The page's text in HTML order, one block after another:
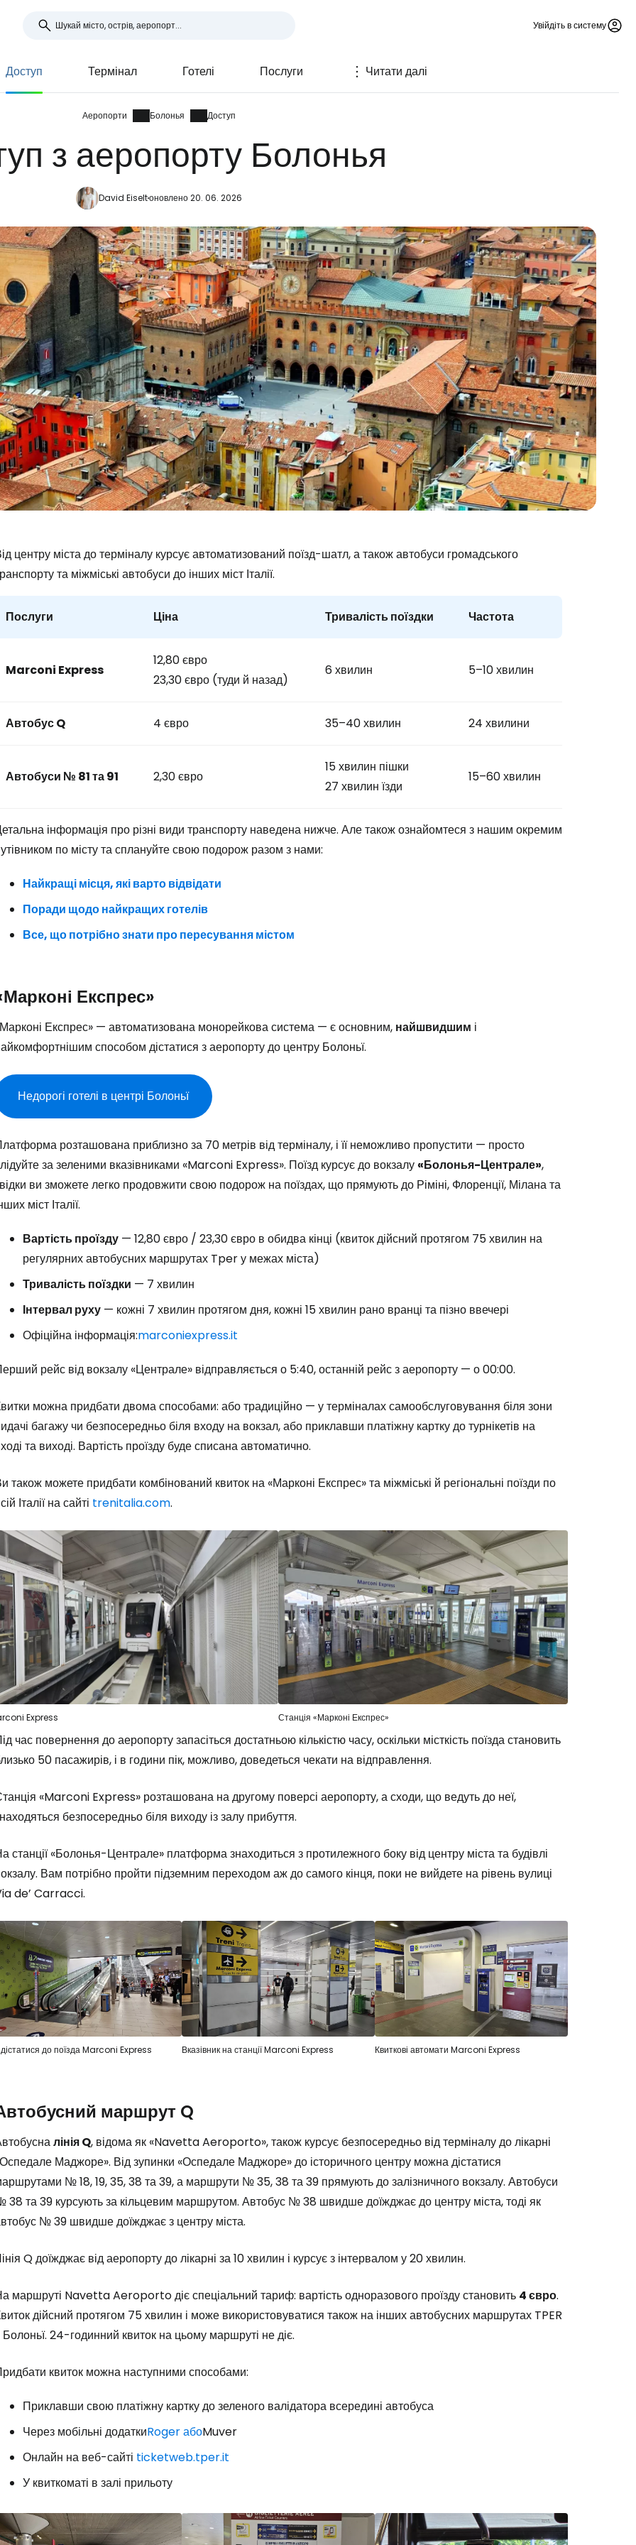
Увійдіть в систему
Доступ Термінал Готелі Послуги Читати далі
Аеропорти Болонья Доступ
з аеропорту Болонья
David Eiseltоновлено 20. 06. 2026
центру міста до терміналу курсує автоматизований поїзд-шатл, а також автобуси громадського
та міжміські автобуси до інших міст Італії.
Послуги Ціна Тривалість поїздки Частота
Marconi Express
12,80 євро
23,30 євро (туди й назад)
6 хвилин 5–10 хвилин
Автобус Q 4 євро 35–40 хвилин 24 хвилини
Автобуси № 81 та 91 2,30 євро
15 хвилин пішки
27 хвилин їзди
15–60 хвилин
інформація про різні види транспорту наведена нижче. Але також ознайомтеся з нашим окремим
по місту та сплануйте свою подорож разом з нами:
Найкращі місця, які варто відвідати
Поради щодо найкращих готелів
Все, що потрібно знати про пересування містом
Експрес»
Експрес» — автоматизована монорейкова система — є основним, найшвидшим і
способом дістатися з аеропорту до центру Болоньї.
Недорогі готелі в центрі Болоньї
розташована приблизно за 70 метрів від терміналу, і її неможливо пропустити — просто
за зеленими вказівниками «Marconi Express». Поїзд курсує до вокзалу «Болонья-Централе»,
ви зможете легко продовжити свою подорож на поїздах, що прямують до Ріміні, Флоренції, Мілана та
міст Італії.
Вартість проїзду — 12,80 євро / 23,30 євро в обидва кінці (квиток дійсний протягом 75 хвилин на
регулярних автобусних маршрутах Tper у межах міста)
Тривалість поїздки — 7 хвилин
Інтервал руху — кожні 7 хвилин протягом дня, кожні 15 хвилин рано вранці та пізно ввечері
Офіційна інформація:marconiexpress.it
рейс від вокзалу «Централе» відправляється о 5:40, останній рейс з аеропорту — о 00:00.
можна придбати двома способами: або традиційно — у терміналах самообслуговування біля зони
багажу чи безпосередньо біля входу на вокзал, або приклавши платіжну картку до турнікетів на
та виході. Вартість проїзду буде списана автоматично.
також можете придбати комбінований квиток на «Марконі Експрес» та міжміські й регіональні поїзди по
Італії на сайті trenitalia.com.
Express Станція «Марконі Експрес»
час повернення до аеропорту запасіться достатньою кількістю часу, оскільки місткість поїзда становить
50 пасажирів, і в години пік, можливо, доведеться чекати на відправлення.
«Marconi Express» розташована на другому поверсі аеропорту, а сходи, що ведуть до неї,
безпосередньо біля виходу із залу прибуття.
станції «Болонья-Централе» платформа знаходиться з протилежного боку від центру міста та будівлі
Вам потрібно пройти підземним переходом аж до самого кінця, поки не вийдете на рівень вулиці
de’ Carracci.
до поїзда Marconi Express Вказівник на станції Marconi Express Квиткові автомати Marconi Express
маршрут Q
лінія Q, відома як «Navetta Aeroporto», також курсує безпосередньо від терміналу до лікарні
Маджоре». Від зупинки «Оспедале Маджоре» до історичного центру можна дістатися
№ 18, 19, 35, 38 та 39, а маршрути № 35, 38 та 39 прямують до залізничного вокзалу. Автобуси
38 та 39 курсують за кільцевим маршрутом. Автобус № 38 швидше доїжджає до центру міста, тоді як
№ 39 швидше доїжджає з центру міста.
Q доїжджає від аеропорту до лікарні за 10 хвилин і курсує з інтервалом у 20 хвилин.
маршруті Navetta Aeroporto діє спеціальний тариф: вартість одноразового проїзду становить 4 євро.
дійсний протягом 75 хвилин і може використовуватися також на інших автобусних маршрутах TPER
Болоньї. 24-годинний квиток на цьому маршруті не діє.
квиток можна наступними способами:
Приклавши свою платіжну картку до зеленого валідатора всередині автобуса
Через мобільні додаткиRoger абоMuver
Онлайн на веб-сайті ticketweb.tper.it
У квиткоматі в залі прильоту
Увійдіть до Cestee
... світова туристична спільнота
Продовжуйте з Google
Продовжуйте у Facebook
Продовжити з email